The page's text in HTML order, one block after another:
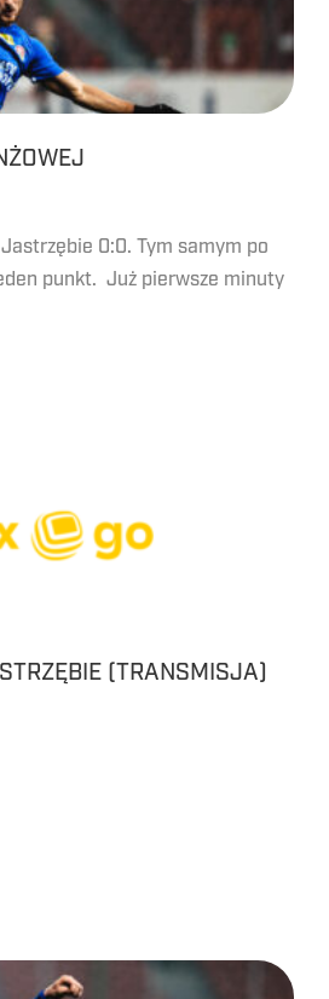
Jastrzębie 0:0. Tym samym po
punkt. Już pierwsze minuty
(TRANSMISJA)